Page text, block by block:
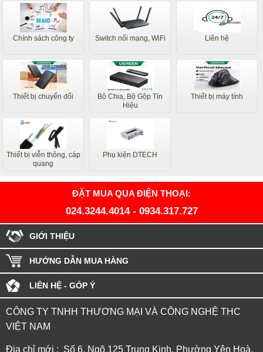
Chính sách công ty Switch nối mạng, WiFi Liên hệ
Thiết bị chuyển đổi
Bộ Chia, Bộ Gộp Tín
Hiệu
Thiết bị máy tính
Thiết bị viễn thông, cáp
quang
Phụ kiện DTECH
ĐẶT MUA QUA ĐIỆN THOẠI:
024.3244.4014- 0934.317.727
GIỚI THIỆU
HƯỚNG DẪN MUA HÀNG
LIÊN HỆ - GÓP Ý
CÔNG TY TNHH THƯƠNG MẠI VÀ CÔNG NGHỆ THC
VIỆT NAM
Địa chỉ mới : Số 6, Ngõ 125 Trung Kinh, Phường Yên Hoà,